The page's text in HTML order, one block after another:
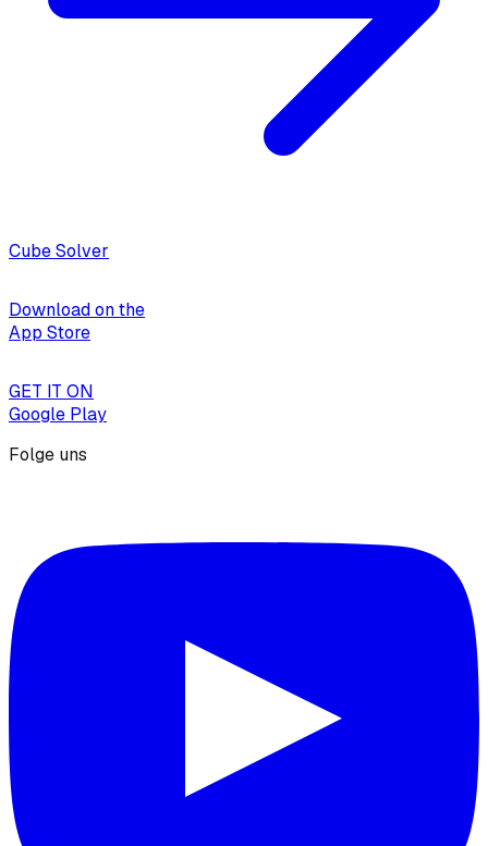
Cube Solver
Download on the
App Store
GET IT ON
Google Play
Folge uns